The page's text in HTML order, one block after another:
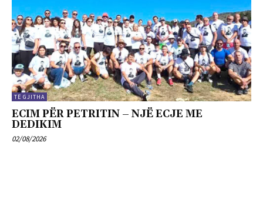
TË GJITHA
ECIM PËR PETRITIN – NJË ECJE ME
DEDIKIM
02/08/2026